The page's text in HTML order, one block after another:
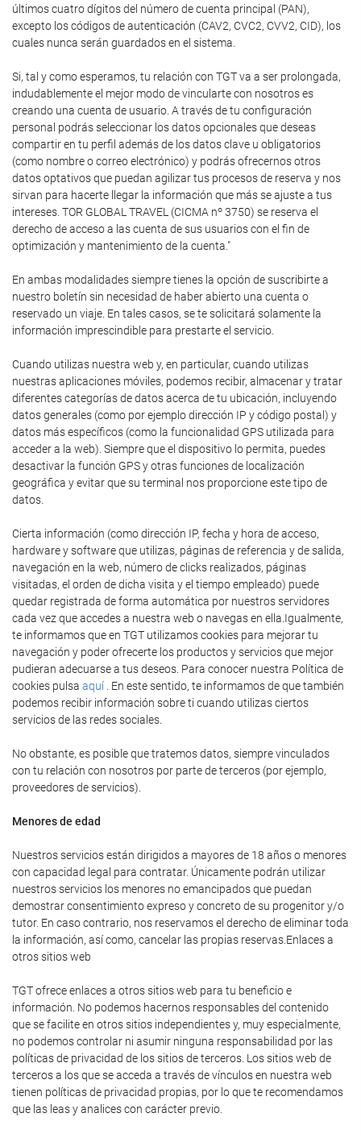
últimos cuatro dígitos del número de cuenta principal (PAN),
excepto los códigos de autenticación (CAV2, CVC2, CVV2, CID), los
cuales nunca serán guardados en el sistema.
Si, tal y como esperamos, tu relación con TGT va a ser prolongada,
indudablemente el mejor modo de vincularte con nosotros es
creando una cuenta de usuario. A través de tu configuración
personal podrás seleccionar los datos opcionales que deseas
compartir en tu perfil además de los datos clave u obligatorios
(como nombre o correo electrónico) y podrás ofrecernos otros
datos optativos que puedan agilizar tus procesos de reserva y nos
sirvan para hacerte llegar la información que más se ajuste a tus
intereses. TOR GLOBAL TRAVEL (CICMA nº 3750) se reserva el
derecho de acceso a las cuenta de sus usuarios con el fin de
optimización y mantenimiento de la cuenta."
En ambas modalidades siempre tienes la opción de suscribirte a
nuestro boletín sin necesidad de haber abierto una cuenta o
reservado un viaje. En tales casos, se te solicitará solamente la
información imprescindible para prestarte el servicio.
Cuando utilizas nuestra web y, en particular, cuando utilizas
nuestras aplicaciones móviles, podemos recibir, almacenar y tratar
diferentes categorías de datos acerca de tu ubicación, incluyendo
datos generales (como por ejemplo dirección IP y código postal) y
datos más específicos (como la funcionalidad GPS utilizada para
acceder a la web). Siempre que el dispositivo lo permita, puedes
desactivar la función GPS y otras funciones de localización
geográfica y evitar que su terminal nos proporcione este tipo de
datos.
Cierta información (como dirección IP, fecha y hora de acceso,
hardware y software que utilizas, páginas de referencia y de salida,
navegación en la web, número de clicks realizados, páginas
visitadas, el orden de dicha visita y el tiempo empleado) puede
quedar registrada de forma automática por nuestros servidores
cada vez que accedes a nuestra web o navegas en ella.Igualmente,
te informamos que en TGT utilizamos cookies para mejorar tu
navegación y poder ofrecerte los productos y servicios que mejor
pudieran adecuarse a tus deseos. Para conocer nuestra Política de
cookies pulsa aquí . En este sentido, te informamos de que también
podemos recibir información sobre ti cuando utilizas ciertos
servicios de las redes sociales.
No obstante, es posible que tratemos datos, siempre vinculados
con tu relación con nosotros por parte de terceros (por ejemplo,
proveedores de servicios).
Menores de edad
Nuestros servicios están dirigidos a mayores de 18 años o menores
con capacidad legal para contratar. Únicamente podrán utilizar
nuestros servicios los menores no emancipados que puedan
demostrar consentimiento expreso y concreto de su progenitor y/o
tutor. En caso contrario, nos reservamos el derecho de eliminar toda
la información, así como, cancelar las propias reservas.Enlaces a
otros sitios web
TGT ofrece enlaces a otros sitios web para tu beneficio e
información. No podemos hacernos responsables del contenido
que se facilite en otros sitios independientes y, muy especialmente,
no podemos controlar ni asumir ninguna responsabilidad por las
políticas de privacidad de los sitios de terceros. Los sitios web de
terceros a los que se acceda a través de vínculos en nuestra web
tienen políticas de privacidad propias, por lo que te recomendamos
que las leas y analices con carácter previo.